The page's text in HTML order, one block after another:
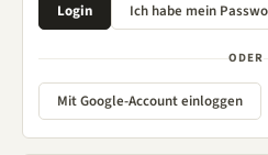
ODER
Mit Google-Account einloggen